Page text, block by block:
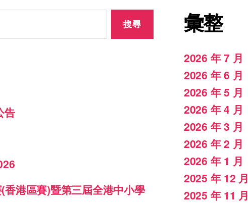
告
港區賽)暨第三屆全港中小學
彙整
2026 年 7 月
2026 年 6 月
2026 年 5 月
2026 年 4 月
2026 年 3 月
2026 年 2 月
2026 年 1 月
2025 年 12 月
2025 年 11 月